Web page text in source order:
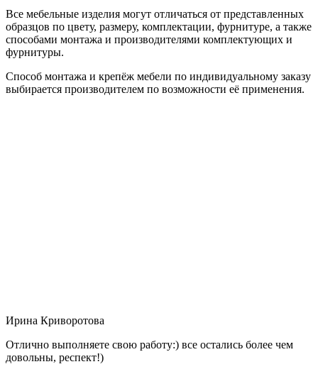
Все мебельные изделия могут отличаться от представленных
образцов по цвету, размеру, комплектации, фурнитуре, а также
способами монтажа и производителями комплектующих и
фурнитуры.
Способ монтажа и крепёж мебели по индивидуальному заказу
выбирается производителем по возможности её применения.
Ирина Криворотова
Отлично выполняете свою работу:) все остались более чем
довольны, респект!)